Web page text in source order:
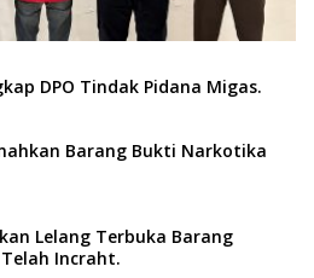
DPO Tindak Pidana Migas.
Barang Bukti Narkotika
Lelang Terbuka Barang
Incraht.